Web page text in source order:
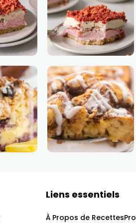
Liens essentiels
À Propos de RecettesPro